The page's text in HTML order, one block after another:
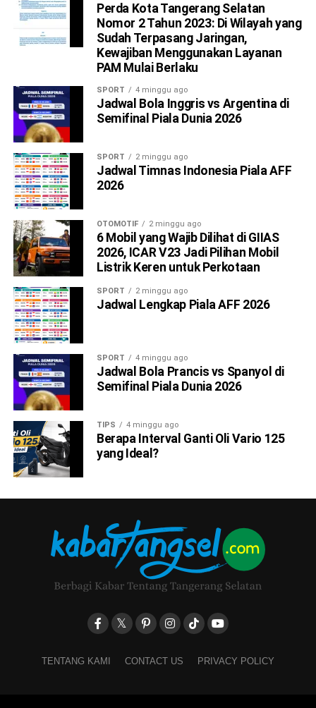
Perda Kota Tangerang Selatan
Nomor 2 Tahun 2023: Di Wilayah yang
Sudah Terpasang Jaringan,
Kewajiban Menggunakan Layanan
PAM Mulai Berlaku
SPORT 4 minggu ago
Jadwal Bola Inggris vs Argentina di
Semifinal Piala Dunia 2026
SPORT 2 minggu ago
Jadwal Timnas Indonesia Piala AFF
2026
OTOMOTIF 2 minggu ago
6 Mobil yang Wajib Dilihat di GIIAS
2026, ICAR V23 Jadi Pilihan Mobil
Listrik Keren untuk Perkotaan
SPORT 2 minggu ago
Jadwal Lengkap Piala AFF 2026
SPORT 4 minggu ago
Jadwal Bola Prancis vs Spanyol di
Semifinal Piala Dunia 2026
TIPS 4 minggu ago
Berapa Interval Ganti Oli Vario 125
yang Ideal?
TENTANG KAMI CONTACT US PRIVACY POLICY